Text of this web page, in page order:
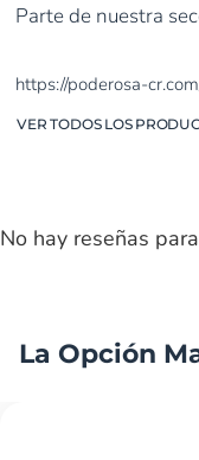
Parte de nuestra
https://poderosa-
VER TODOS LOS
No hay reseñas
La Opción